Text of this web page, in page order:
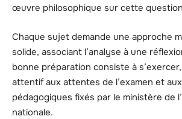
œuvre philosophique sur cette
Chaque sujet demande une approche
solide, associant l’analyse à une
bonne préparation consiste à
attentif aux attentes de l’examen et
pédagogiques fixés par le ministère de
nationale.